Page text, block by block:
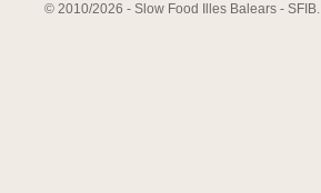
© 2010/2026 - Slow Food Illes Balears - SFIB.